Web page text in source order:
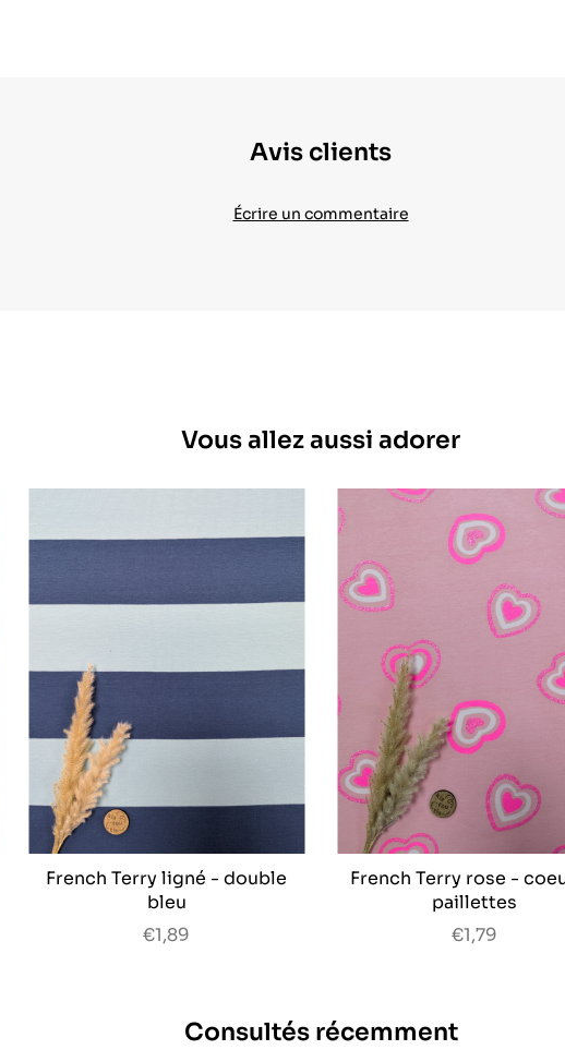
Avis clients
Écrire un commentaire
Vous allez aussi adorer
French Terry ligné - double
bleu
€1,89
French Terry rose -
paillettes
€1,79
Consultés récemment